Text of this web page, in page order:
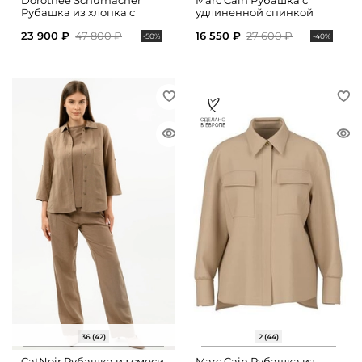
Рубашка из хлопка с
23 900 ₽ 47 800 ₽ -50%
удлиненной спинкой
16 550 ₽ 27 600 ₽ -40%
36 (42) 2 (44)